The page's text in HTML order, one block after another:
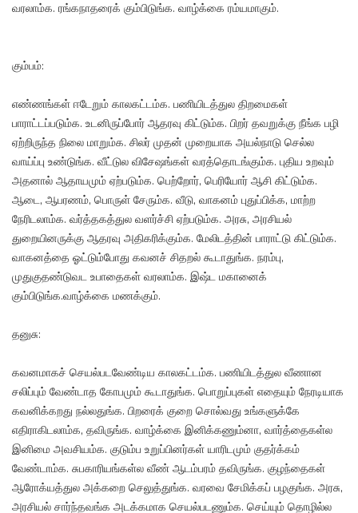
வரலாம்க. ரங்கநாதரைக் கும்பிடுங்க. வாழ்க்கை ரம்யமாகும்.
கும்பம்:
எண்ணங்கள் ஈடேறும் காலகட்டம்க. பணியிடத்துல திறமைகள்
பாராட்டப்படும்க. உடனிருப்போர் ஆதரவு கிட்டும்க. பிறர் தவறுக்கு நீங்க பழி
ஏற்றிருந்த நிலை மாறும்க. சிலர் முதன் முறையாக அயல்நாடு செல்ல
வாய்ப்பு உண்டுங்க. வீட்டுல விசேஷங்கள் வரத்தொடங்கும்க. புதிய உறவும்
அதனால் ஆதாயமும் ஏற்படும்க. பெற்றோர், பெரியோர் ஆசி கிட்டும்க.
ஆடை, ஆபரணம், பொருள் சேரும்க. வீடு, வாகனம் புதுப்பிக்க, மாற்ற
நேரிடலாம்க. வர்த்தகத்துல வளர்ச்சி ஏற்படும்க. அரசு, அரசியல்
துறையினருக்கு ஆதரவு அதிகரிக்கும்க. மேலிடத்தின் பாராட்டு கிட்டும்க.
வாகனத்தை ஓட்டும்போது கவனச் சிதறல் கூடாதுங்க. நரம்பு,
முதுகுதண்டுவட உபாதைகள் வரலாம்க. இஷ்ட மகானைக்
கும்பிடுங்க.வாழ்க்கை மணக்கும்.
தனுசு:
கவனமாகச் செயல்படவேண்டிய காலகட்டம்க. பணியிடத்துல வீணான
சலிப்பும் வேண்டாத கோபமும் கூடாதுங்க. பொறுப்புகள் எதையும் நேரடியாக
கவனிக்கறது நல்லதுங்க. பிறரைக் குறை சொல்வது உங்களுக்கே
எதிராகிடலாம்க, தவிருங்க. வாழ்க்கை இனிக்கணும்னா, வார்த்தைகள்ல
இனிமை அவசியம்க. குடும்ப உறுப்பினர்கள் யாரிடமும் குதர்க்கம்
வேண்டாம்க. சுபகாரியங்கள்ல வீண் ஆடம்பரம் தவிருங்க. குழந்தைகள்
ஆரோக்யத்துல அக்கறை செலுத்துங்க. வரவை சேமிக்கப் பழகுங்க. அரசு,
அரசியல் சார்ந்தவங்க அடக்கமாக செயல்படணும்க. செய்யும் தொழில்ல